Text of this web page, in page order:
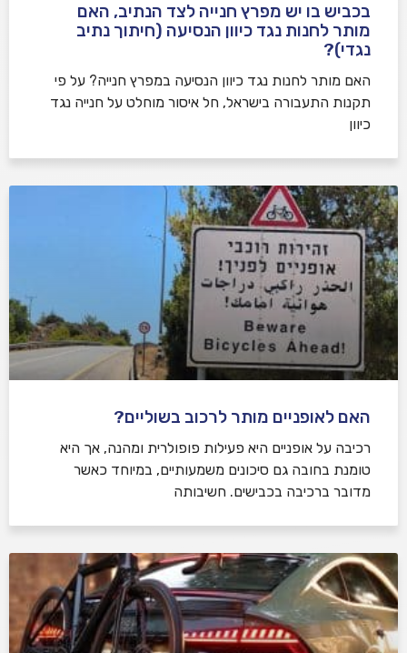
בכביש בו יש מפרץ חנייה לצד הנתיב, האם
מותר לחנות נגד כיוון הנסיעה (חיתוך נתיב
נגדי)?
האם מותר לחנות נגד כיוון הנסיעה במפרץ חנייה? על פי
תקנות התעבורה בישראל, חל איסור מוחלט על חנייה נגד
כיוון
האם לאופניים מותר לרכוב בשוליים?
רכיבה על אופניים היא פעילות פופולרית ומהנה, אך היא
טומנת בחובה גם סיכונים משמעותיים, במיוחד כאשר
מדובר ברכיבה בכבישים. חשיבותה